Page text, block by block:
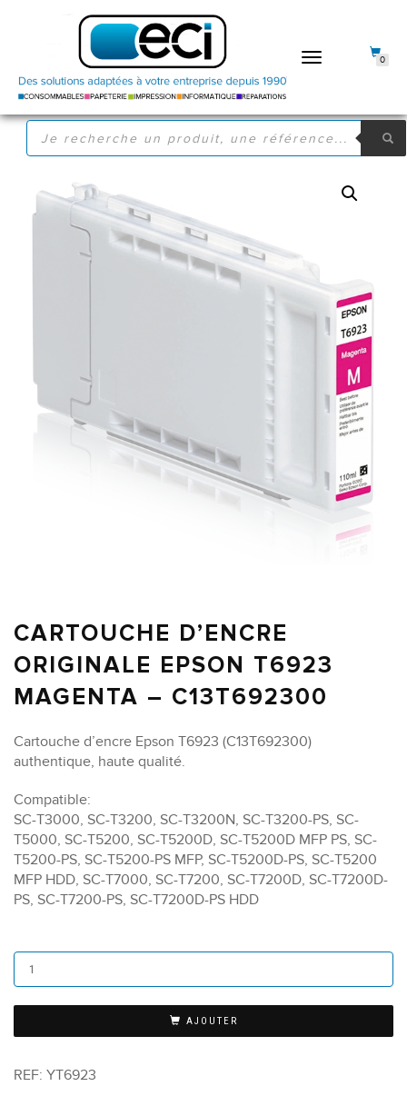
DÉPLIER
RECHERCHE
PRODUITS
0
CARTOUCHE D’ENCRE
ORIGINALE EPSON T6923
MAGENTA – C13T692300
Cartouche d’encre Epson T6923 (C13T692300)
authentique, haute qualité.
Compatible:
SC-T3000, SC-T3200, SC-T3200N, SC-T3200-PS, SC-
T5000, SC-T5200, SC-T5200D, SC-T5200D MFP PS, SC-
T5200-PS, SC-T5200-PS MFP, SC-T5200D-PS, SC-T5200
MFP HDD, SC-T7000, SC-T7200, SC-T7200D, SC-T7200D-
PS, SC-T7200-PS, SC-T7200D-PS HDD
AJOUTER
REF: YT6923